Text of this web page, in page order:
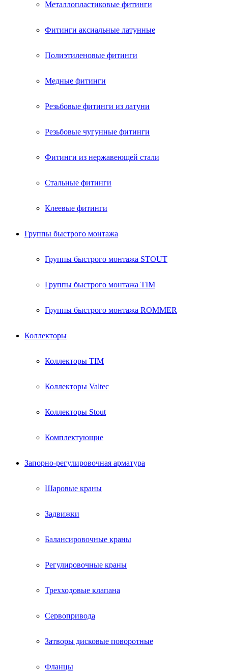
Металлопластиковые фитинги
Фитинги аксиальные латунные
Полиэтиленовые фитинги
Медные фитинги
Резьбовые фитинги из латуни
Резьбовые чугунные фитинги
Фитинги из нержавеющей стали
Стальные фитинги
Клеевые фитинги
Группы быстрого монтажа
Группы быстрого монтажа STOUT
Группы быстрого монтажа TIM
Группы быстрого монтажа ROMMER
Коллекторы
Коллекторы TIM
Коллекторы Valtec
Коллекторы Stout
Комплектующие
Запорно-регулировочная арматура
Шаровые краны
Задвижки
Балансировочные краны
Регулировочные краны
Трехходовые клапана
Сервопривода
Затворы дисковые поворотные
Фланцы